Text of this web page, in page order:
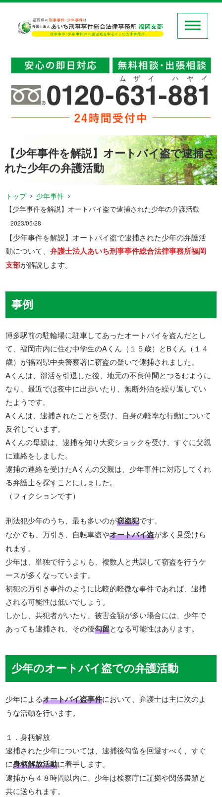
【少年事件を解説】オートバイ盗で逮捕さ
れた少年の弁護活動
トップ
少年事件
【少年事件を解説】オートバイ盗で逮捕された少年の弁護活動
2023/05/28
【少年事件を解説】オートバイ盗で逮捕された少年の弁護活
動について、弁護士法人あいち刑事事件総合法律事務所福岡
支部が解説します。
事例
博多駅前の駐輪場に駐車してあったオートバイを盗んだとし
て、福岡市内に住む中学生のAくん（１５歳）とBくん（１４
歳）が福岡県中央警察署に窃盗の疑いで逮捕されました。
Aくんは、部活を引退した後、地元の不良仲間とつるむように
なり、最近では夜中に出歩いたり、無断外泊を繰り返してい
たようです。
Aくんは、逮捕されたことを受け、自身の軽率な行動について
反省しています。
Aくんの母親は、逮捕を知り大変ショックを受け、すぐに父親
に連絡をしました。
逮捕の連絡を受けたAくんの父親は、少年事件に対応してくれ
る弁護士を探すことにしました。
（フィクションです）
刑法犯少年のうち、最も多いのが窃盗犯です。
なかでも、万引き、自転車盗やオートバイ盗が多く見受けら
れます。
少年は、単独で行うよりも、複数人と共謀して窃盗を行うケ
ースが多くなっています。
初犯の万引き事件のように比較的軽微な事件であれば、逮捕
される可能性は低いでしょう。
しかし、共犯者がいたり、被害金額が多い場合には、少年で
あっても逮捕され、その後勾留となる可能性はあります。
少年のオートバイ盗での弁護活動
少年によるオートバイ盗事件において、弁護士は主に次のよ
うな活動を行います。
１．身柄解放
逮捕された少年については、逮捕後勾留を回避すべく、すぐ
に身柄解放活動に着手します。
逮捕から４８時間以内に、少年は検察庁に証拠や関係書類と
共に送られます。